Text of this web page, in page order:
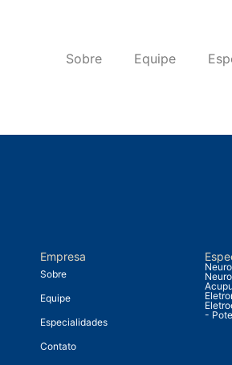
Sobre Equipe
Empresa
Sobre
Equipe
Especialidades
Contato
-